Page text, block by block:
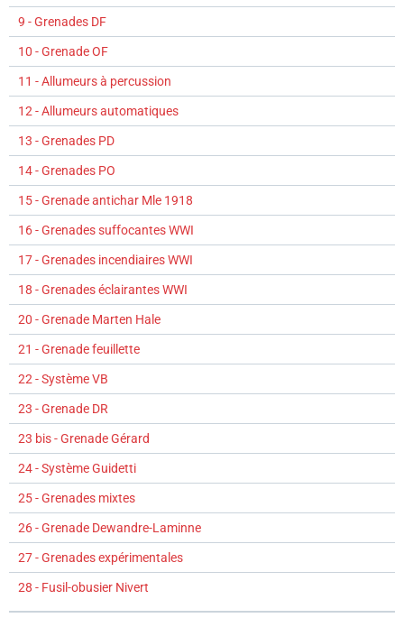
9 - Grenades DF
10 - Grenade OF
11 - Allumeurs à percussion
12 - Allumeurs automatiques
13 - Grenades PD
14 - Grenades PO
15 - Grenade antichar Mle 1918
16 - Grenades suffocantes WWI
17 - Grenades incendiaires WWI
18 - Grenades éclairantes WWI
20 - Grenade Marten Hale
21 - Grenade feuillette
22 - Système VB
23 - Grenade DR
23 bis - Grenade Gérard
24 - Système Guidetti
25 - Grenades mixtes
26 - Grenade Dewandre-Laminne
27 - Grenades expérimentales
28 - Fusil-obusier Nivert